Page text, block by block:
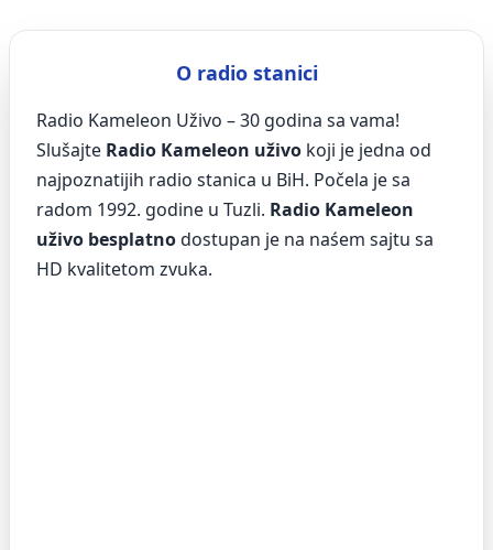
O radio stanici
Radio Kameleon Uživo – 30 godina sa vama!
Slušajte Radio Kameleon uživo koji je jedna od
najpoznatijih radio stanica u BiH. Počela je sa
radom 1992. godine u Tuzli. Radio Kameleon
uživo besplatnodostupan je na naśem sajtu sa
HD kvalitetom zvuka.